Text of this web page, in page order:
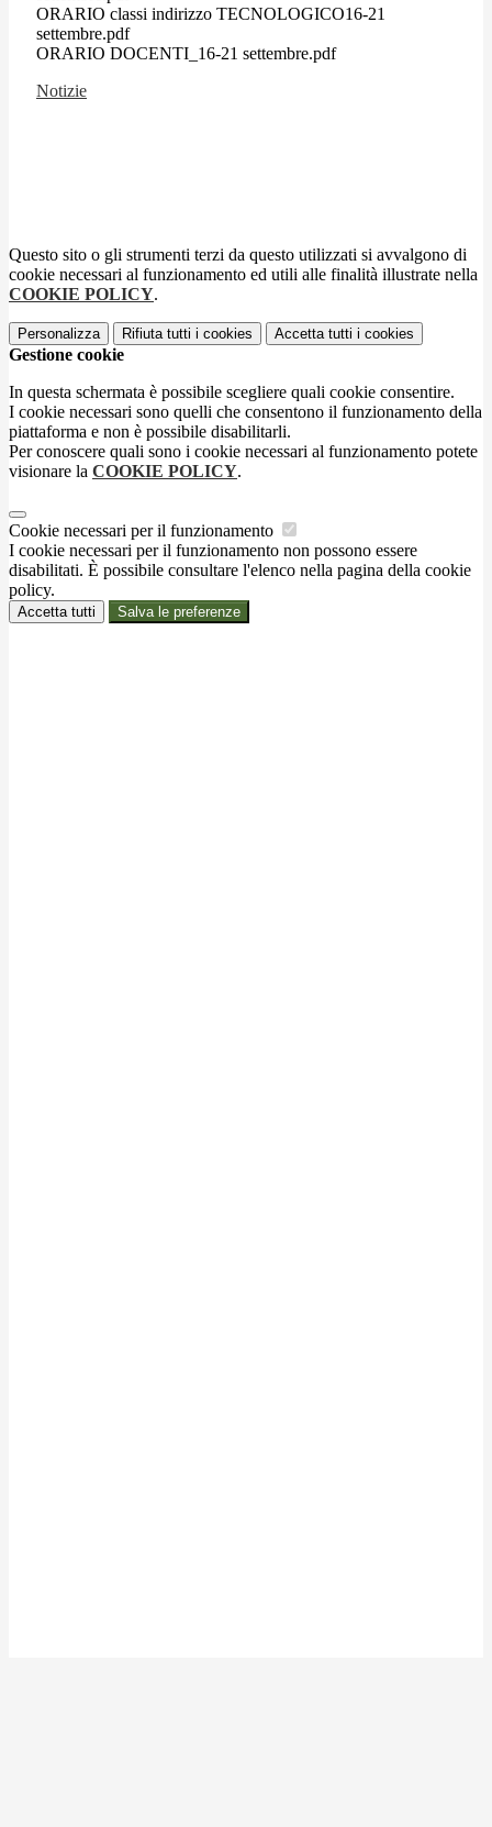
ORARIO classi indirizzo TECNOLOGICO16-21
settembre.pdf
ORARIO DOCENTI_16-21 settembre.pdf
Notizie
Questo sito o gli strumenti terzi da questo utilizzati si avvalgono di
cookie necessari al funzionamento ed utili alle finalità illustrate nella
COOKIE POLICY.
Personalizza Rifiuta tutti i cookies Accetta tutti i cookies
Gestione cookie
In questa schermata è possibile scegliere quali cookie consentire.
I cookie necessari sono quelli che consentono il funzionamento della
piattaforma e non è possibile disabilitarli.
Per conoscere quali sono i cookie necessari al funzionamento potete
visionare la COOKIE POLICY.
Cookie necessari per il funzionamento
I cookie necessari per il funzionamento non possono essere
disabilitati. È possibile consultare l'elenco nella pagina della cookie
policy.
Accetta tutti Salva le preferenze